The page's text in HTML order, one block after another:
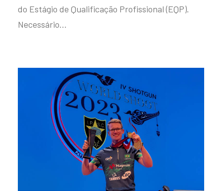
do Estágio de Qualificação Profissional (EQP).
Necessário…